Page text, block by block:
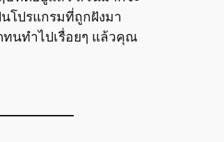
โปรแกรมที่ถูกฝังมา
นทำไปเรื่อยๆ แล้วคุณ